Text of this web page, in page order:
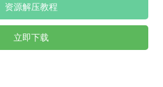
资源解压教程
立即下载